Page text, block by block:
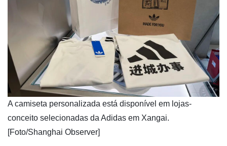
​A camiseta personalizada está disponível em lojas-
conceito selecionadas da Adidas em Xangai.
[Foto/Shanghai Observer]